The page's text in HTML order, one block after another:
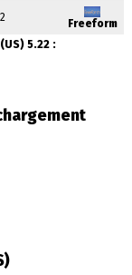
Freeform
5.22 :